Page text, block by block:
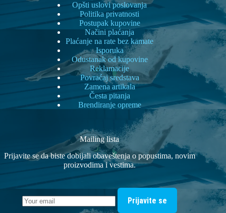
Opšti uslovi poslovanja
Politika privatnosti
Postupak kupovine
Načini plaćanja
Plaćanje na rate bez kamate
Isporuka
Odustanak od kupovine
Reklamacije
Povraćaj sredstava
Zamena artikala
Česta pitanja
Brendiranje opreme
Mailing lista
Prijavite se da biste dobijali obaveštenja o popustima, novim
proizvodima i vestima.
Prijavite se